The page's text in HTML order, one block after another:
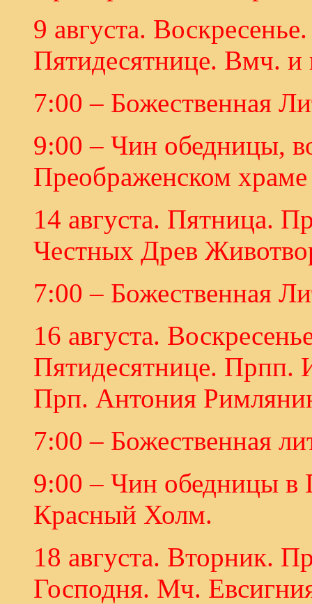
9 августа.
Пятидесятнице. Вмч.
7:00 – Божественная
9:00 – Чин обедницы,
Преображенском
14 августа. Пятница.
Честных Древ
7:00 – Божественная
16 августа.
Пятидесятнице. Прпп.
Прп. Антония
7:00 – Божественная
9:00 – Чин обедницы в
Красный Холм.
18 августа. Вторник.
Господня. Мч.